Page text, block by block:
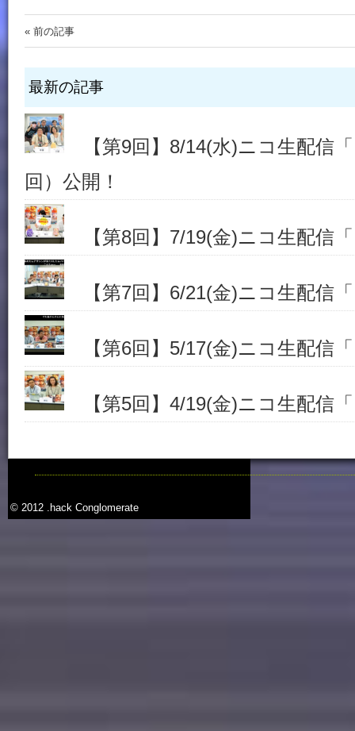
« 前の記事
最新の記事
【第9回】8/14(水)ニコ生配信
回）公開！
【第8回】7/19(金)ニコ生配信
【第7回】6/21(金)ニコ生配信
【第6回】5/17(金)ニコ生配信
【第5回】4/19(金)ニコ生配信
© 2012 .hack Conglomerate